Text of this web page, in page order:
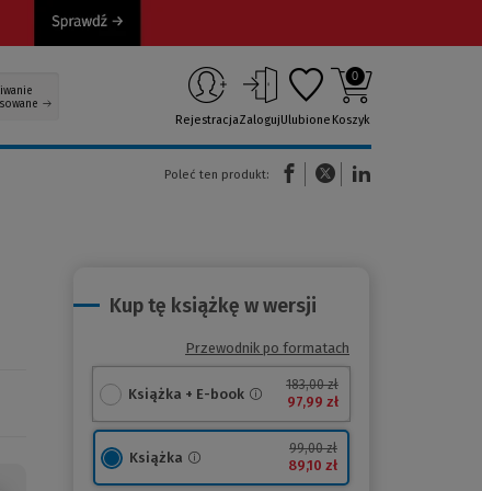
RejestracjaZalogujUlubione
0
Koszyk
Poleć ten produkt:
(Nowe okno)(Link do innej strony)
Kup tę książkę w wersji
Przewodnik po formatach
Książka + E-book
183,00 zł
97,99 zł
Książka
99,00 zł
89,10 zł